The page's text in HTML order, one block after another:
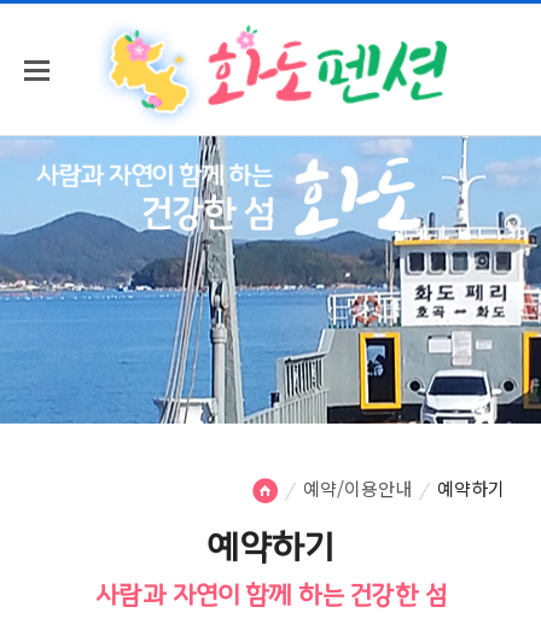
예약/이용안내 예약하기
예약하기
사람과 자연이 함께 하는 건강한 섬